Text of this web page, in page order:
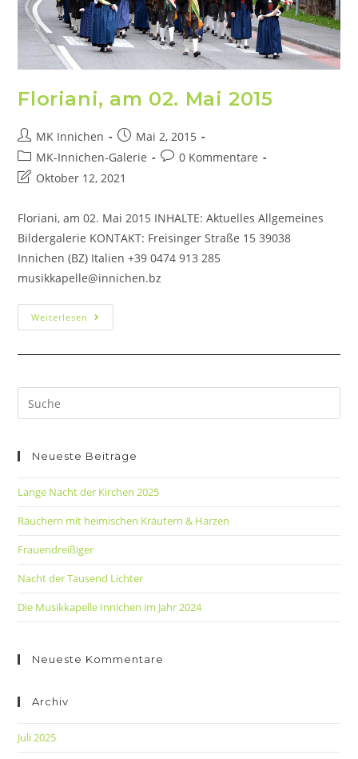
Floriani, am 02. Mai 2015
MK Innichen
Mai 2, 2015
MK-Innichen-Galerie
0 Kommentare
Oktober 12, 2021
Floriani, am 02. Mai 2015 INHALTE: Aktuelles Allgemeines
Bildergalerie KONTAKT: Freisinger Straße 15 39038
Innichen (BZ) Italien +39 0474 913 285
musikkapelle@innichen.bz
Weiterlesen
Neueste Beiträge
Lange Nacht der Kirchen 2025
Räuchern mit heimischen Kräutern & Harzen
Frauendreißiger
Nacht der Tausend Lichter
Die Musikkapelle Innichen im Jahr 2024
Neueste Kommentare
Archiv
Juli 2025